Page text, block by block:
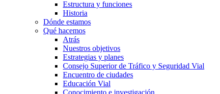
Estructura y funciones
Historia
Dónde estamos
Qué hacemos
Atrás
Nuestros objetivos
Estrategias y planes
Consejo Superior de Tráfico y Seguridad Vial
Encuentro de ciudades
Educación Vial